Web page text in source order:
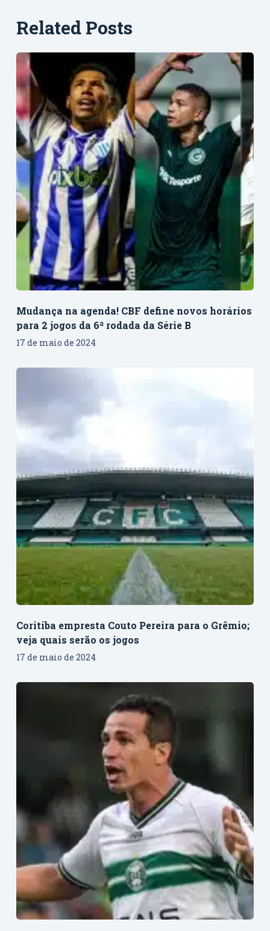
Related Posts
Mudança na agenda! CBF define novos horários
para 2 jogos da 6ª rodada da Série B
17 de maio de 2024
Coritiba empresta Couto Pereira para o Grêmio;
veja quais serão os jogos
17 de maio de 2024